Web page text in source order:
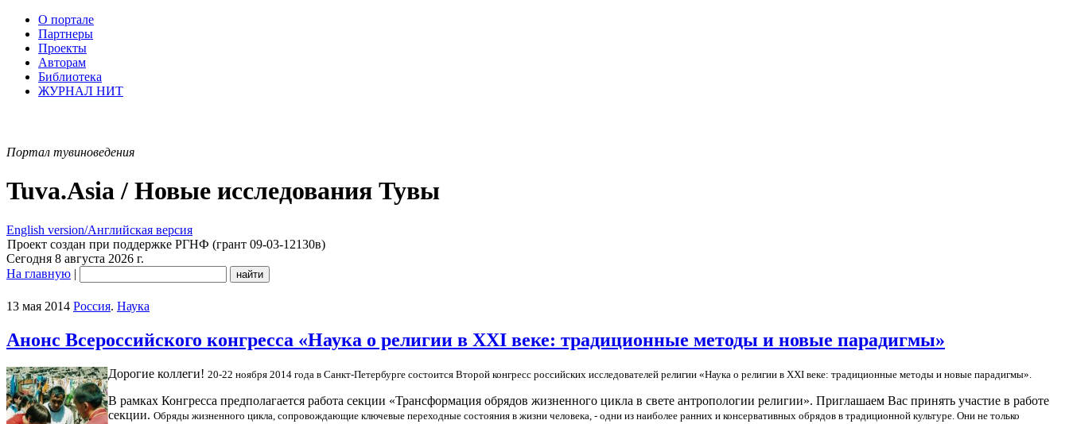
О портале
Партнеры
Проекты
Авторам
Библиотека
ЖУРНАЛ НИТ
Портал тувиноведения
Tuva.Asia / Новые исследования Тувы
English version/Английская версия
Проект создан при поддержке РГНФ (грант 09-03-12130в)
Сегодня 8 августа 2026 г.
На главную |
13 мая 2014 Россия. Наука
Анонс Всероссийского конгресса «Наука о религии в XXI веке: традиционные методы и новые парадигмы»
Дорогие коллеги! 20-22 ноября 2014 года в Санкт-Петербурге состоится Второй конгресс российских исследователей религии «Наука о религии в XXI веке: традиционные методы и новые парадигмы».
В рамках Конгресса предполагается работа секции «Трансформация обрядов жизненного цикла в свете антропологии религии». Приглашаем Вас принять участие в работе
секции. Обряды жизненного цикла, сопровождающие ключевые переходные состояния в жизни человека, - одни из наиболее ранних и консервативных обрядов в традиционной культуре. Они не только